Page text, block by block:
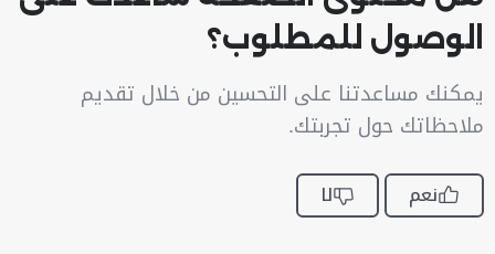
الوصول للمطلوب؟
يمكنك مساعدتنا على التحسين من خلال تقديم
ملاحظاتك حول تجربتك.
نعم لا